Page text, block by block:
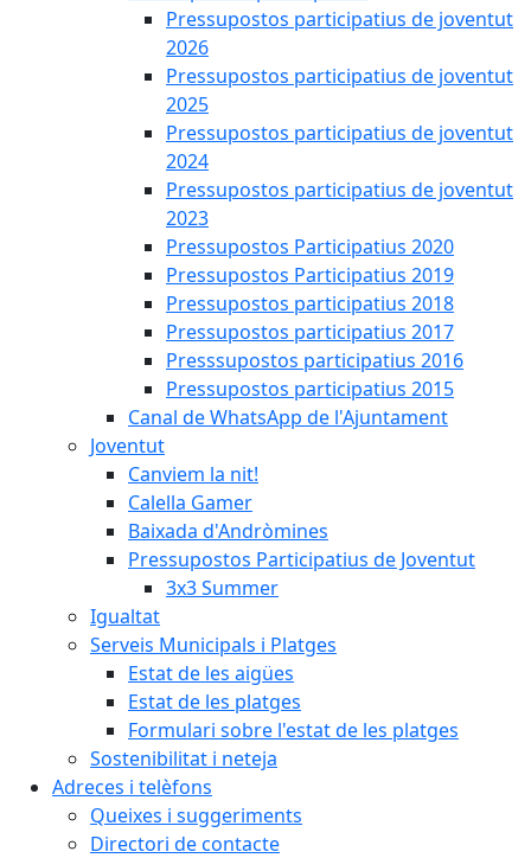
Pressupostos participatius de joventut
2026
Pressupostos participatius de joventut
2025
Pressupostos participatius de joventut
2024
Pressupostos participatius de joventut
2023
Pressupostos Participatius 2020
Pressupostos Participatius 2019
Pressupostos participatius 2018
Pressupostos participatius 2017
Presssupostos participatius 2016
Pressupostos participatius 2015
Canal de WhatsApp de l'Ajuntament
Joventut
Canviem la nit!
Calella Gamer
Baixada d'Andròmines
Pressupostos Participatius de Joventut
3x3 Summer
Igualtat
Serveis Municipals i Platges
Estat de les aigües
Estat de les platges
Formulari sobre l'estat de les platges
Sostenibilitat i neteja
Adreces i telèfons
Queixes i suggeriments
Directori de contacte